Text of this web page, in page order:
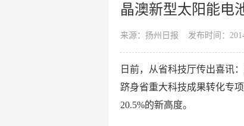
晶澳新型太阳能电
来源：扬州日报 发布时间：
日前，从省科技厅传出喜讯
跻身省重大科技成果转化专
20.5%的新高度。